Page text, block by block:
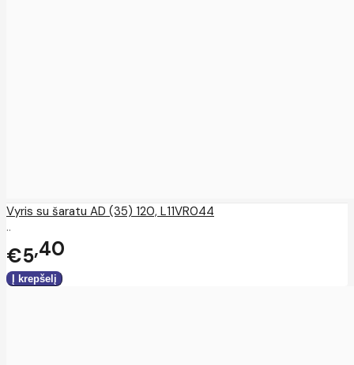
Vyris su šaratu AD (35) 120, L11VR044
..
€5 40